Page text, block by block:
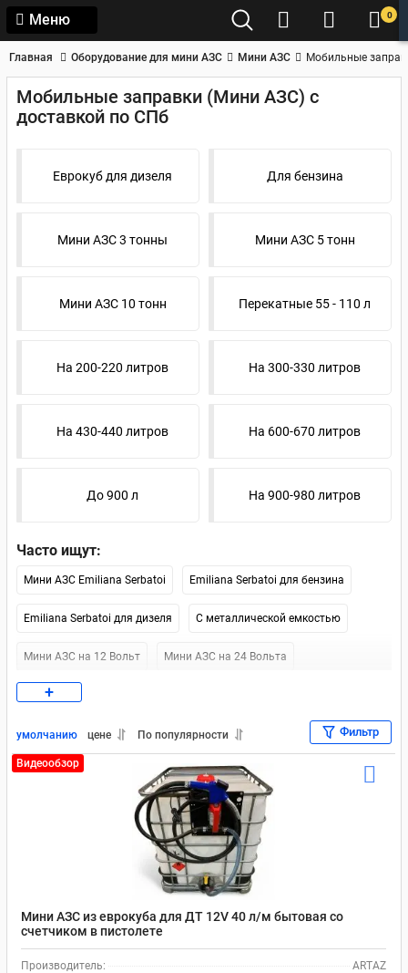
Меню 0
Главная Оборудование для мини АЗС Мини АЗС Мобильные
Мобильные заправки (Мини АЗС) с
доставкой по СПб
Еврокуб для дизеля Для бензина
Мини АЗС 3 тонны Мини АЗС 5 тонн
Мини АЗС 10 тонн Перекатные 55 - 110 л
На 200-220 литров На 300-330 литров
На 430-440 литров На 600-670 литров
До 900 л На 900-980 литров
Часто ищут:
Мини АЗС Emiliana Serbatoi Emiliana Serbatoi для бензина
Emiliana Serbatoi для дизеля С металлической емкостью
Мини АЗС на 12 Вольт Мини АЗС на 24 Вольта
Мини АЗС на 220 Вольт
Мини АЗС Artaz Мини АЗС Petroll Мини АЗС Piusi
Мини АЗС Kingspan Москва (наличие)
Контейнерные
+
умолчанию цене По популярности Фильтр
Видеообзор
Мини АЗС из еврокуба для ДТ 12V 40 л/м бытовая со
счетчиком в пистолете
Производитель:
ARTAZ